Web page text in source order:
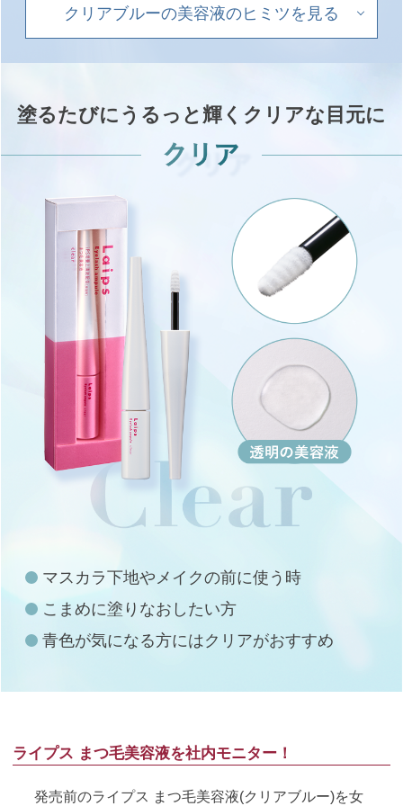
クリアブルーの美容液のヒミツを見る
塗るたびにうるっと輝くクリアな目元に
マスカラ下地やメイクの前に使う時
こまめに塗りなおしたい方
青色が気になる方にはクリアがおすすめ
ライプス まつ毛美容液を社内モニター！
発売前のライプス まつ毛美容液(クリアブルー)を女